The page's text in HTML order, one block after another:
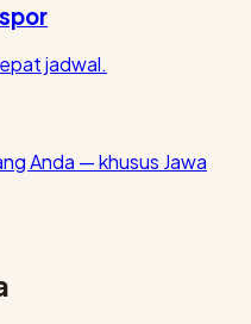
jadwal.
Anda — khusus Jawa